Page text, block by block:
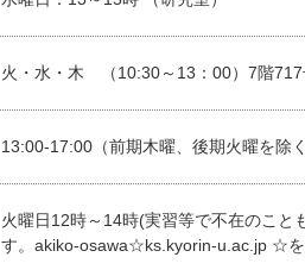
火・水・木 （10:30～13：00）7階717
13:00-17:00（前期木曜、後期火曜を除
火曜日12時～14時(実習等で不在のこと
す。akiko-osawa☆ks.kyorin-u.ac.jp ☆を